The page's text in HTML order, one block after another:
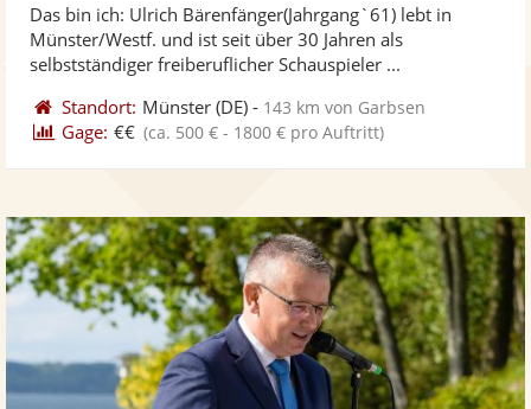
Das bin ich: Ulrich Bärenfänger(Jahrgang`61) lebt in
Münster/Westf. und ist seit über 30 Jahren als
selbstständiger freiberuflicher Schauspieler ...
Standort: Münster (DE) - 143 km von Garbsen
Gage: €€ (ca. 500 € - 1800 € pro Auftritt)